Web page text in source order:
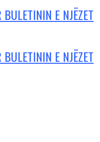
E NJËZET
E NJËZET